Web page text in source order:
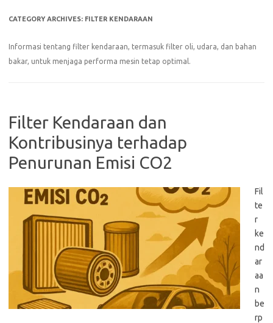
CATEGORY ARCHIVES: FILTER KENDARAAN
Informasi tentang filter kendaraan, termasuk filter oli, udara, dan bahan
bakar, untuk menjaga performa mesin tetap optimal.
Filter Kendaraan dan
Kontribusinya terhadap
Penurunan Emisi CO2
Fil
te
r
ke
nd
ar
aa
n
be
rp